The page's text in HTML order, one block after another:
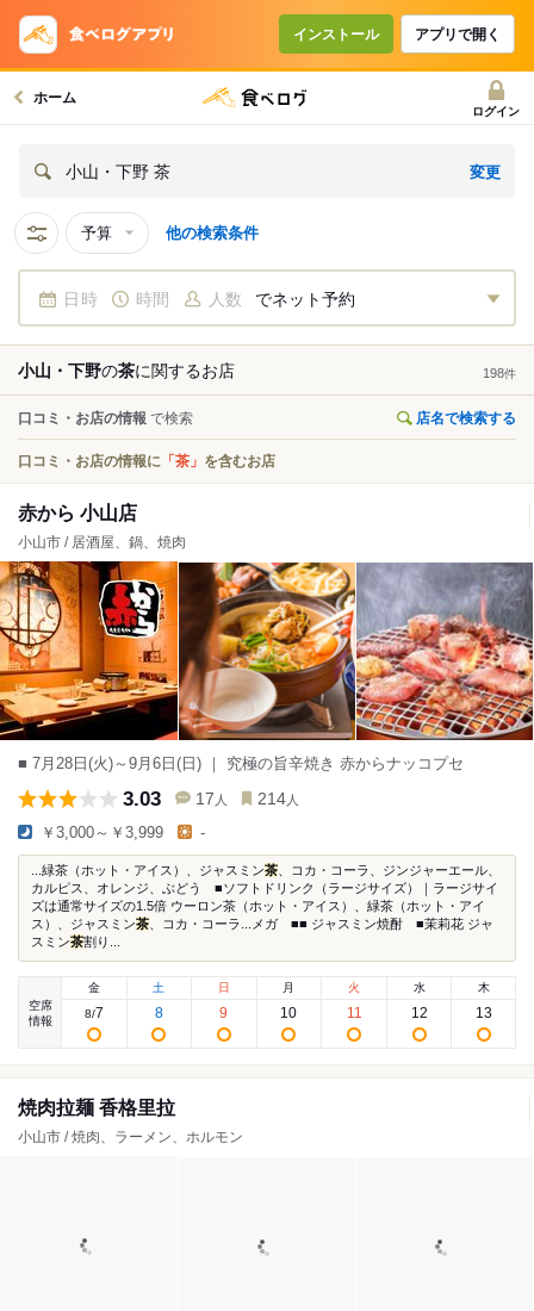
インストール アプリで開く
ホーム
ログイン
小山・下野 茶 変更
予算 他の検索条件
日時 時間 人数 でネット予約
小山・下野の茶に関するお店 198件
口コミ・お店の情報 で検索 店名で検索する
口コミ・お店の情報に 「茶」 を含むお店
赤から 小山店
小山市 / 居酒屋、鍋、焼肉
■ 7月28日(火)～9月6日(日) ｜ 究極の旨辛焼き 赤からナッコプセ
3.03 17 人 214 人
￥3,000～￥3,999 -
...緑茶（ホット・アイス）、ジャスミン茶 、コカ・コーラ、ジンジャーエール、
カルピス、オレンジ、ぶどう ■ソフトドリンク（ラージサイズ）｜ラージサイ
ズは通常サイズの1.5倍 ウーロン茶（ホット・アイス）、緑茶（ホット・アイ
ス）、ジャスミン茶 、コカ・コーラ...メガ ■■ ジャスミン焼酎 ■茉莉花 ジャ
スミン茶割り...
空席
情報
金
8/7
土
8
日
9
月
10
火
11
水
12
木
13
焼肉拉麺 香格里拉
小山市 / 焼肉、ラーメン、ホルモン